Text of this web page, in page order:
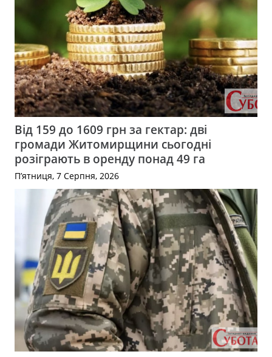
Від 159 до 1609 грн за гектар: дві
громади Житомирщини сьогодні
розіграють в оренду понад 49 га
П’ятниця, 7 Серпня, 2026